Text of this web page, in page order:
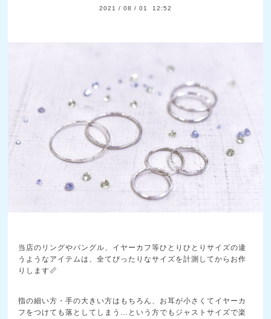
2021 / 08 / 01 12:52
当店のリングやバングル、イヤーカフ等ひとりひとりサイズの違
うようなアイテムは、全てぴったりなサイズを計測してからお作
りします📏
指の細い方・手の大きい方はもちろん、お耳が小さくてイヤーカ
フをつけても落としてしまう…という方でもジャストサイズで楽